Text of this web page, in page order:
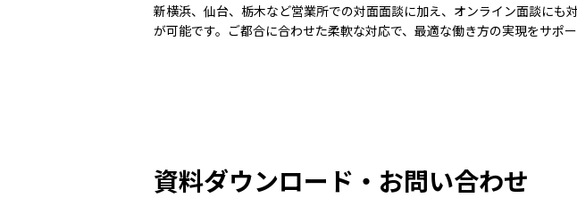
新横浜、仙台、栃木など営業所での対面面談に加え、オンライン面談に
が可能です。ご都合に合わせた柔軟な対応で、最適な働き方の実現をサポー
資料ダウンロード・お問い合わせ